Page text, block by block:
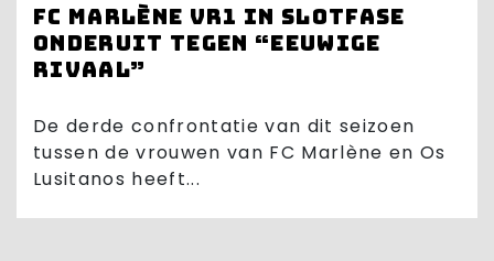
FC Marlène VR1 in slotfase
onderuit tegen “eeuwige
rivaal”
De derde confrontatie van dit seizoen
tussen de vrouwen van FC Marlène en Os
Lusitanos heeft...